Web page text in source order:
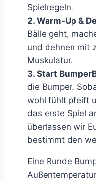
Spielregeln.
2. Warm-Up &
Bälle geht,
und dehnen mit
Muskulatur.
3. Start
die Bumper.
wohl fühlt pfeift
das erste Spiel
überlassen wir
bestimmt den
Eine Runde